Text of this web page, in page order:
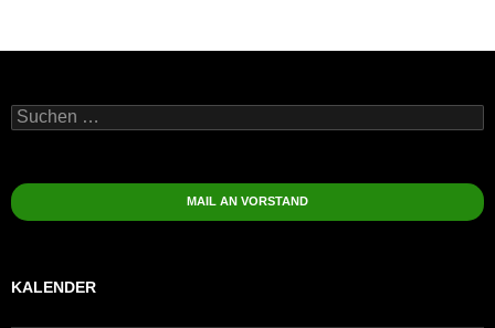
Suchen
nach:
MAIL AN VORSTAND
KALENDER